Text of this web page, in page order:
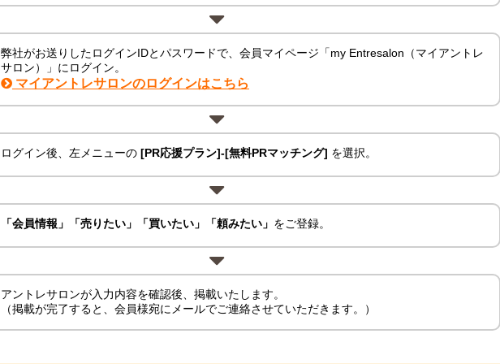
弊社がお送りしたログインIDとパスワードで、会員マイページ「my Entresalon（マイアントレ
サロン）」にログイン。
マイアントレサロンのログインはこちら
ログイン後、左メニューの [PR応援プラン]-[無料PRマッチング] を選択。
「会員情報」「売りたい」「買いたい」「頼みたい」 をご登録。
アントレサロンが入力内容を確認後、掲載いたします。
（掲載が完了すると、会員様宛にメールでご連絡させていただきます。）